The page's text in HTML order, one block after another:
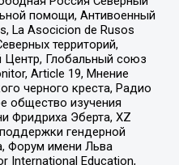
помощи, Антивоенный
La Asocicion de Rusos
территорий,
Центр, Глобальный союз
Article 19, Мнение
черного креста, Радио
общество изучения
Фридриха Эберта, XZ
гендерной
Форум имени Льва
International Education,